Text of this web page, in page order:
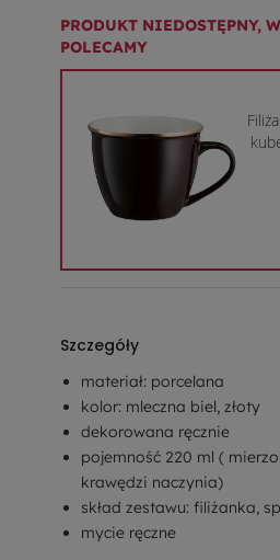
PRODUKT NIEDOSTĘPNY,
POLECAMY
Szczegóły
materiał: porcelana
kolor: mleczna biel, złoty
dekorowana ręcznie
pojemność 220 ml (
krawędzi naczynia)
skład zestawu: filiżanka,
mycie ręczne